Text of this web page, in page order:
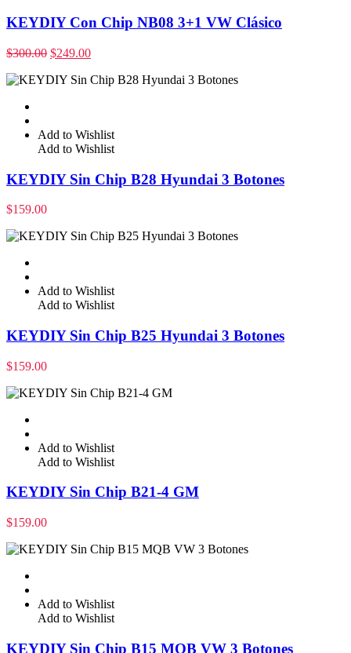
KEYDIY Con Chip NB08 3+1 VW Clásico
$300.00 $249.00
Add to Wishlist
Add to Wishlist
KEYDIY Sin Chip B28 Hyundai 3 Botones
$159.00
Add to Wishlist
Add to Wishlist
KEYDIY Sin Chip B25 Hyundai 3 Botones
$159.00
Add to Wishlist
Add to Wishlist
KEYDIY Sin Chip B21-4 GM
$159.00
Add to Wishlist
Add to Wishlist
KEYDIY Sin Chip B15 MQB VW 3 Botones